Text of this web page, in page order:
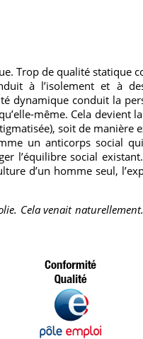
Trop de qualité statique
à l’isolement et à
dynamique conduit la
même. Cela devient
soit de manière
un anticorps social
l’équilibre social
d’un homme seul,
Cela venait